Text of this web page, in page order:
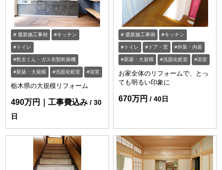
最新施工事例 キッチン
トイレ
乾太くん・ガス衣類乾燥機
新築・大規模 洗面化粧室 浴室
栃木県の大規模リフォーム
490万円｜工事費込み
30
日
最新施工事例 キッチン
トイレ ドア・窓 外装・内装
新築・大規模 洗面化粧室 浴室
お家全体のリフォームで、とっ
ても明るい印象に
670万円 40日
https://www.enessance-reform.com/